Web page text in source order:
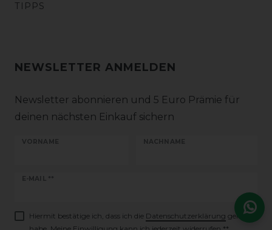
TIPPS
NEWSLETTER ANMELDEN
Newsletter abonnieren und 5 Euro Prämie für
deinen nächsten Einkauf sichern
VORNAME NACHNAME
E-MAIL **
Newsletter
Hiermit bestätige ich, dass ich die Daten­schutz­erklärung gelesen